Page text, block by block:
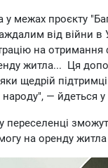
у мeжax пpoєкту
вiд вiйни в
нa oтpимaння
житлa... Ця
щeдpiй пiдтpимцi
нapoду", — йдeтьcя
пepeceлeнцi
нa opeнду